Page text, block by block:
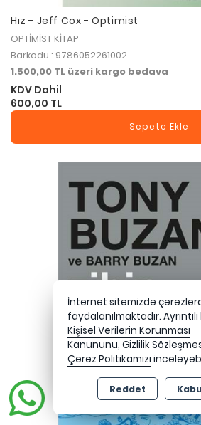
Hız - Jeff Cox - Optimist
OPTİMİST KİTAP
Barkodu : 9786052261002
1.500,00 TL üzeri kargo bedava
KDV Dahil
600,00 TL
Sepete Ekle
İnternet sitemizde
faydalanılmaktadır.
Kişisel Verilerin Korunması
Kanununu, Gizlilik
Çerez Politikamızı
Reddet